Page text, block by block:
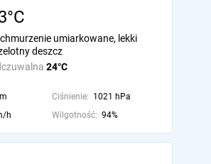
24°C
umiarkowane, lekki
deszcz
Ciśnienie: 1021 hPa
h Wilgotność: 94%